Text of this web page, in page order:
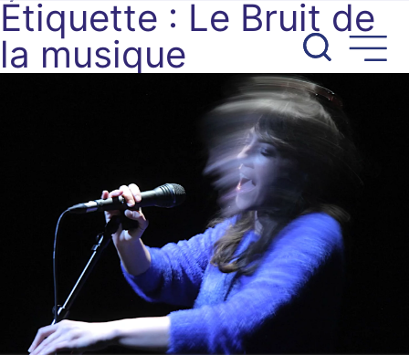
Aller
au
contenu
Étiquette : Le Bruit de
la musique